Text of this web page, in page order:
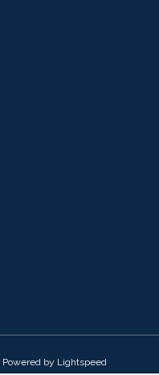
| Powered by Lightspeed